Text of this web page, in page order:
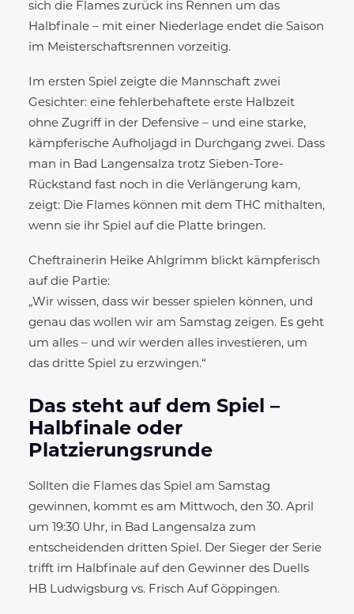
sich die Flames zurück ins Rennen um das
Halbfinale – mit einer Niederlage endet die Saison
im Meisterschaftsrennen vorzeitig.
Im ersten Spiel zeigte die Mannschaft zwei
Gesichter: eine fehlerbehaftete erste Halbzeit
ohne Zugriff in der Defensive – und eine starke,
kämpferische Aufholjagd in Durchgang zwei. Dass
man in Bad Langensalza trotz Sieben-Tore-
Rückstand fast noch in die Verlängerung kam,
zeigt: Die Flames können mit dem THC mithalten,
wenn sie ihr Spiel auf die Platte bringen.
Cheftrainerin Heike Ahlgrimm blickt kämpferisch
auf die Partie:
„Wir wissen, dass wir besser spielen können, und
genau das wollen wir am Samstag zeigen. Es geht
um alles – und wir werden alles investieren, um
das dritte Spiel zu erzwingen.“
Das steht auf dem Spiel –
Halbfinale oder
Platzierungsrunde
Sollten die Flames das Spiel am Samstag
gewinnen, kommt es am Mittwoch, den 30. April
um 19:30 Uhr, in Bad Langensalza zum
entscheidenden dritten Spiel. Der Sieger der Serie
trifft im Halbfinale auf den Gewinner des Duells
HB Ludwigsburg vs. Frisch Auf Göppingen.